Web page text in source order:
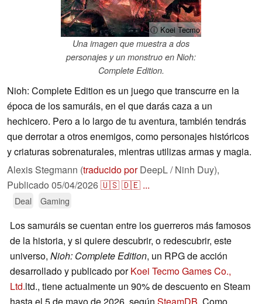
ⓘ Koei Tecmo
Una imagen que muestra a dos
personajes y un monstruo en Nioh:
Complete Edition.
Nioh: Complete Edition es un juego que transcurre en la
época de los samuráis, en el que darás caza a un
hechicero. Pero a lo largo de tu aventura, también tendrás
que derrotar a otros enemigos, como personajes históricos
y criaturas sobrenaturales, mientras utilizas armas y magia.
Alexis Stegmann (traducido porDeepL / Ninh Duy),
Publicado 05/04/2026🇺🇸🇩🇪 ...
Deal Gaming
Los samuráis se cuentan entre los guerreros más famosos
de la historia, y si quiere descubrir, o redescubrir, este
universo, Nioh: Complete Edition, un RPG de acción
desarrollado y publicado porKoei Tecmo Games Co.,
Ltd.ltd., tiene actualmente un 90% de descuento en Steam